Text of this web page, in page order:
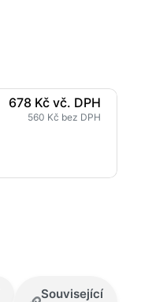
678 Kč vč. DPH
560 Kč bez DPH
Související